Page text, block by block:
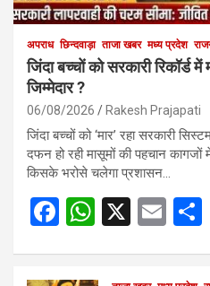
अपराध छिन्दवाड़ा ताजा खबर मध्य प्रदेश
जिंदा बच्चों को सरकारी रिकॉर्ड
जिम्मेदार ?
06/08/2026 Rakesh Prajapati
जिंदा बच्चों को ‘मार’ रहा सरकारी
दफन हो रही मासूमों की पहचान
किसके भरोसे चलेगा प्रशासन…
F
W X
E